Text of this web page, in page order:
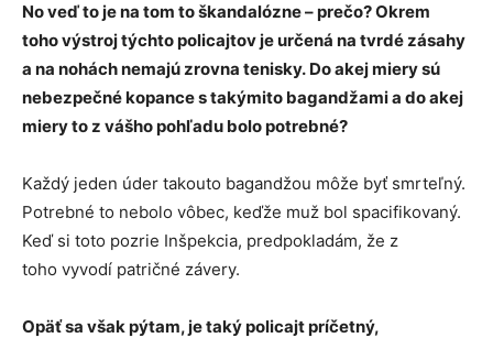
No veď to je na tom to škandalózne – prečo? Okrem
toho výstroj týchto policajtov je určená na tvrdé zásahy
a na nohách nemajú zrovna tenisky. Do akej miery sú
nebezpečné kopance s takýmito bagandžami a do akej
miery to z vášho pohľadu bolo potrebné?
Každý jeden úder takouto bagandžou môže byť smrteľný.
Potrebné to nebolo vôbec, keďže muž bol spacifikovaný.
Keď si toto pozrie Inšpekcia, predpokladám, že z
toho vyvodí patričné závery.
Opäť sa však pýtam, je taký policajt príčetný,